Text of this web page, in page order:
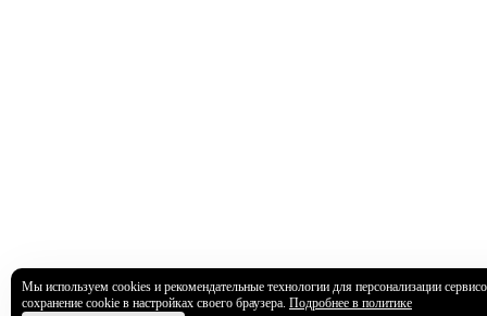
Мы используем cookies и рекомендательные технологии для персонализации
сохранение cookie в настройках своего браузера. Подробнее в политике